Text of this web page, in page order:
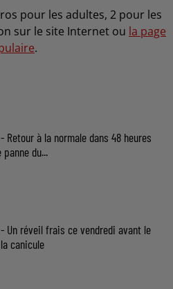
pour les adultes, 2 pour les
sur le site Internet ou la page
.
Retour à la normale dans 48 heures
du...
Un réveil frais ce vendredi avant le
canicule